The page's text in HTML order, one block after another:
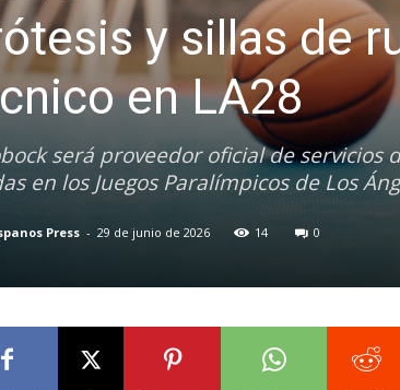
y sillas de
en LA28
será proveedor oficial de servicios
en los Juegos Paralímpicos de Los
Press - 29 de junio de 2026 14 0